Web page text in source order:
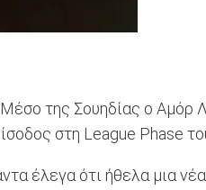
της Σουηδίας ο Αμόρ
στη League Phase
έλεγα ότι ήθελα μια